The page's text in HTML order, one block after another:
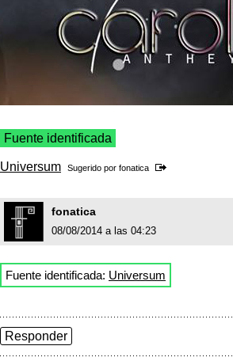
Fuente identificada
Universum Sugerido por fonatica
fonatica
08/08/2014 a las 04:23
Fuente identificada: Universum
Responder